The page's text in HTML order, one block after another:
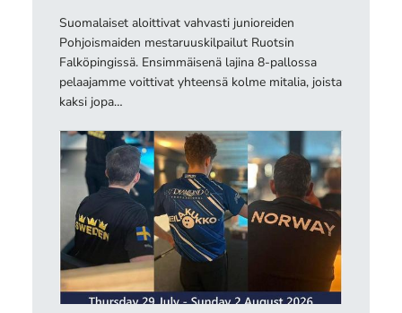
Suomalaiset aloittivat vahvasti junioreiden
Pohjoismaiden mestaruuskilpailut Ruotsin
Falköpingissä. Ensimmäisenä lajina 8-pallossa
pelaajamme voittivat yhteensä kolme mitalia, joista
kaksi jopa…